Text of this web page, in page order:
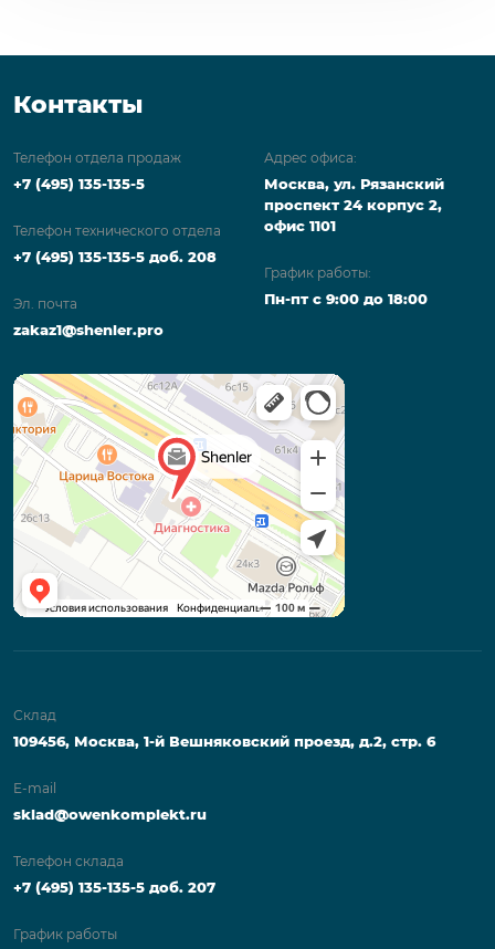
Контакты
Телефон отдела продаж
+7 (495) 135-135-5
Телефон технического отдела
+7 (495) 135-135-5 доб. 208
Эл. почта
zakaz1@shenler.pro
Адрес офиса:
Москва, ул. Рязанский
проспект 24 корпус 2,
офис 1101
График работы:
Пн-пт с 9:00 до 18:00
Склад
109456, Москва, 1-й Вешняковский проезд, д.2, стр. 6
E-mail
sklad@owenkomplekt.ru
Телефон склада
+7 (495) 135-135-5 доб. 207
График работы